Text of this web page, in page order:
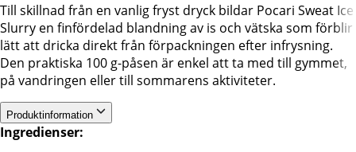
Till skillnad från en vanlig fryst dryck bildar Pocari Sweat Ice
Slurry en finfördelad blandning av is och vätska som förblir
lätt att dricka direkt från förpackningen efter infrysning.
Den praktiska 100 g-påsen är enkel att ta med till gymmet,
på vandringen eller till sommarens aktiviteter.
Produktinformation
Ingredienser: